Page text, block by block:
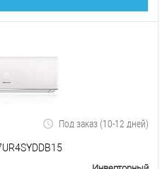
Под заказ (10-12 дней)